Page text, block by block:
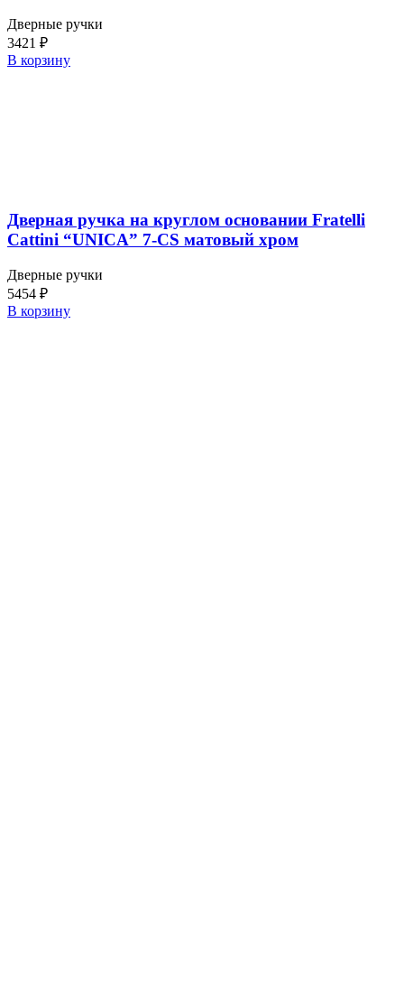
Дверные ручки
3421 ₽
В корзину
Дверная ручка на круглом основании Fratelli
Cattini “UNICA” 7-CS матовый хром
Дверные ручки
5454 ₽
В корзину